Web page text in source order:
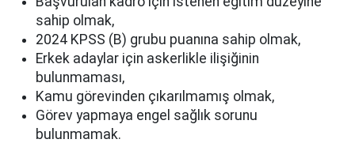
sahip olmak,
2024 KPSS (B) grubu puanına sahip olmak,
Erkek adaylar için askerlikle ilişiğinin
bulunmaması,
Kamu görevinden çıkarılmamış olmak,
Görev yapmaya engel sağlık sorunu
bulunmamak.